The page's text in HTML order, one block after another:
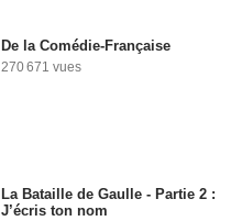
De la Comédie-Française
270 671 vues
La Bataille de Gaulle - Partie 2 :
J’écris ton nom